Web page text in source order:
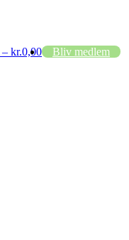
Bliv medlem
– kr.0,00